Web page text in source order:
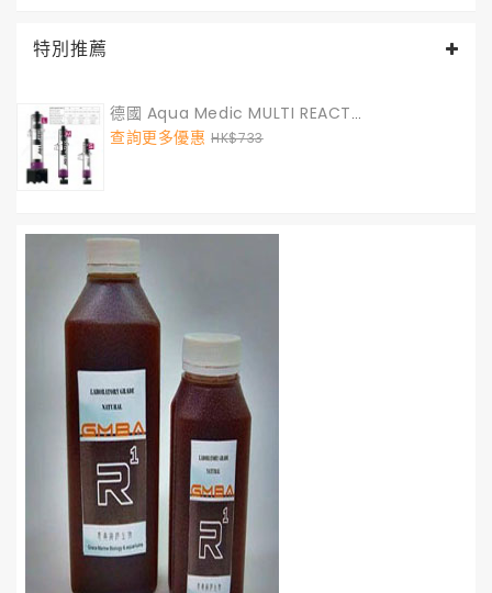
特別推薦
德國 Aqua Medic MULTI REACTOR S GEN II (煮豆機) S 號
查詢更多優惠 HK$733